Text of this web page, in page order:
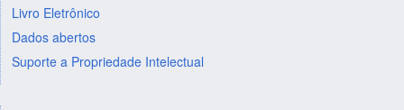
Livro Eletrônico
Dados abertos
Suporte a Propriedade Intelectual